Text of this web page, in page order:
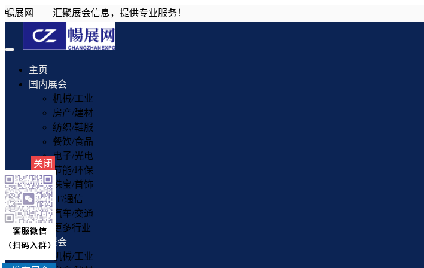
暢展网——汇聚展会信息，提供专业服务！
Toggle
navigation
主页
国内展会
机械/工业
房产/建材
纺织/鞋服
餐饮/食品
电子/光电
节能/环保
珠宝/首饰
IT/通信
汽车/交通
更多行业
国外展会
机械/工业
关闭